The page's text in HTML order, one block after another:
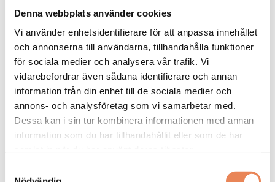
Denna webbplats använder cookies
Vi använder enhetsidentifierare för att anpassa innehållet
och annonserna till användarna, tillhandahålla funktioner
för sociala medier och analysera vår trafik. Vi
vidarebefordrar även sådana identifierare och annan
information från din enhet till de sociala medier och
annons- och analysföretag som vi samarbetar med.
Dessa kan i sin tur kombinera informationen med annan
information som du har tillhandahållit eller som de har
tillfällig reception eller matsal, efter behov. Det är
inte är roligt att drifta och renovera samtidigt men
det har gått väldigt bra måste jag säga.
Spökjägare på hotellet
Home Hotel Bilanöppnade 1988 efter att det
tidigare fängelset stått tomt i två decennier. Och
med den nya renoveringen har historien fått större
plats i inredningen. I källaren finns fortfarande ett
spännande fängelsemuseum och dessutom rymmer